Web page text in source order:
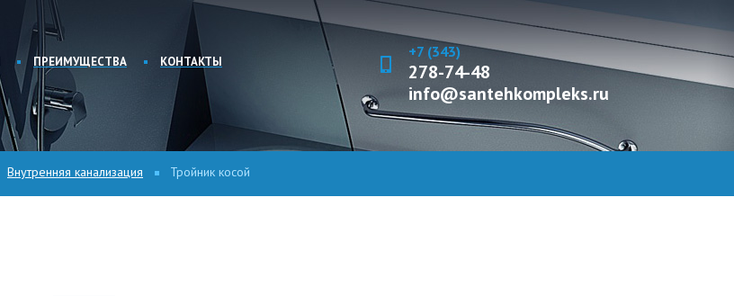
+7 (343)
278-74-48
info@santehkompleks.ru
ПРЕИМУЩЕСТВА КОНТАКТЫ
Внутренняя канализация Тройник косой